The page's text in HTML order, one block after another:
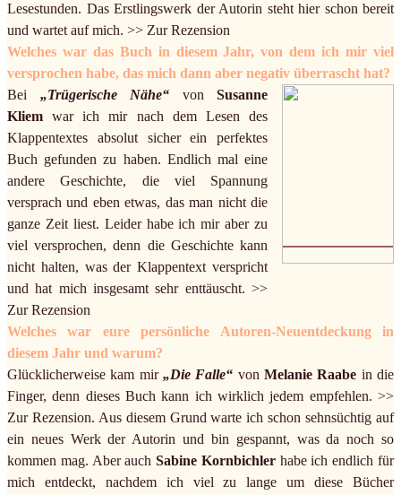
Lesestunden. Das Erstlingswerk der Autorin steht hier schon bereit
und wartet auf mich. >> Zur Rezension
Welches war das Buch in diesem Jahr, von dem ich mir viel
versprochen habe, das mich dann aber negativ überrascht hat?
Bei „Trügerische Nähe“ von Susanne
Kliem war ich mir nach dem Lesen des
Klappentextes absolut sicher ein perfektes
Buch gefunden zu haben. Endlich mal eine
andere Geschichte, die viel Spannung
versprach und eben etwas, das man nicht die
ganze Zeit liest. Leider habe ich mir aber zu
viel versprochen, denn die Geschichte kann
nicht halten, was der Klappentext verspricht
und hat mich insgesamt sehr enttäuscht. >>
Zur Rezension
Welches war eure persönliche Autoren-Neuentdeckung in
diesem Jahr und warum?
Glücklicherweise kam mir „Die Falle“ vonMelanie Raabe in die
Finger, denn dieses Buch kann ich wirklich jedem empfehlen. >>
Zur Rezension. Aus diesem Grund warte ich schon sehnsüchtig auf
ein neues Werk der Autorin und bin gespannt, was da noch so
kommen mag. Aber auchSabine Kornbichlerhabe ich endlich für
mich entdeckt, nachdem ich viel zu lange um diese Bücher